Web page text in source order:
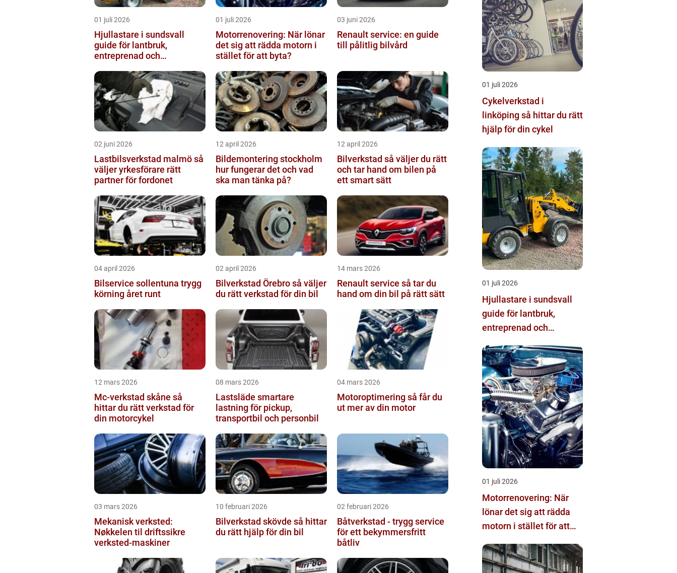
01 juli 2026
Hjullastare i sundsvall
guide för lantbruk,
entreprenad och
01 juli 2026
Motorrenovering: När lönar
det sig att rädda motorn i
stället för att byta?
03 juni 2026
Renault service: en guide
till pålitlig bilvård
02 juni 2026
Lastbilsverkstad malmö så
väljer yrkesförare rätt
partner för fordonet
12 april 2026
Bildemontering stockholm
hur fungerar det och vad
ska man tänka på?
12 april 2026
Bilverkstad så väljer du rätt
och tar hand om bilen på
ett smart sätt
04 april 2026
Bilservice sollentuna trygg
körning året runt
02 april 2026
Bilverkstad Örebro så väljer
du rätt verkstad för din bil
14 mars 2026
Renault service så tar du
hand om din bil på rätt sätt
12 mars 2026
Mc-verkstad skåne så
hittar du rätt verkstad för
din motorcykel
08 mars 2026
Lastsläde smartare
lastning för pickup,
transportbil och personbil
04 mars 2026
Motoroptimering så får du
ut mer av din motor
03 mars 2026
Mekanisk verksted:
Nøkkelen til driftssikre
verksted-maskiner
10 februari 2026
Bilverkstad skövde så hittar
du rätt hjälp för din bil
02 februari 2026
Båtverkstad - trygg service
för ett bekymmersfritt
båtliv
01 juli 2026
Cykelverkstad i
linköping så hittar du rätt
hjälp för din cykel
01 juli 2026
Hjullastare i sundsvall
guide för lantbruk,
entreprenad och
01 juli 2026
Motorrenovering: När
lönar det sig att rädda
motorn i stället för att